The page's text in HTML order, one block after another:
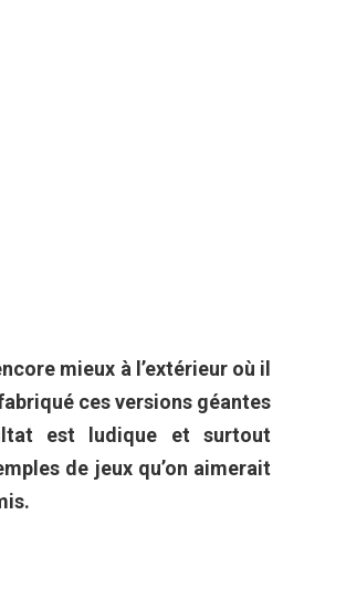
mieux à l’extérieur où il
ces versions géantes
est ludique et surtout
de jeux qu’on aimerait